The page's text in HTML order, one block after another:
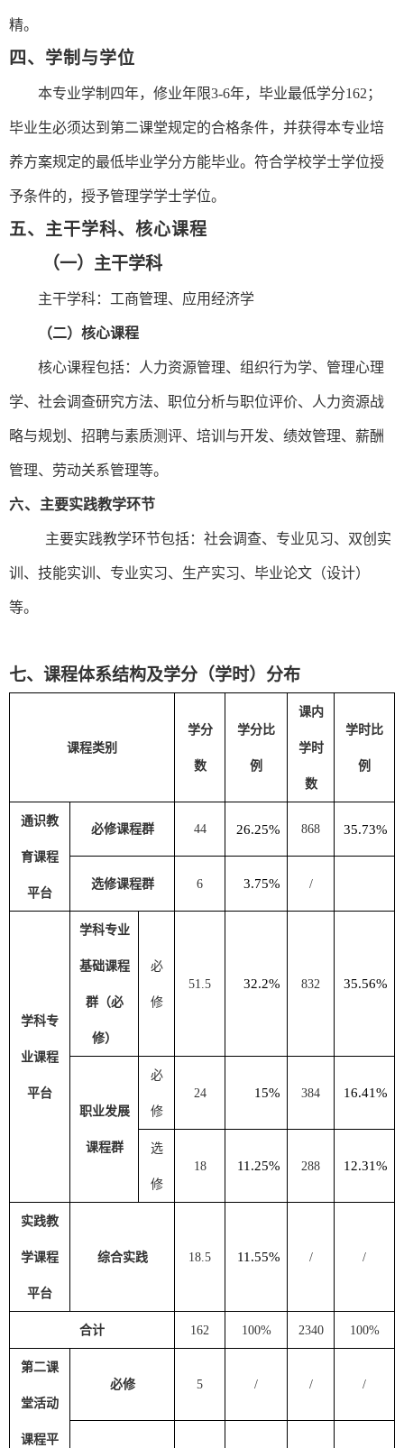
精。
四、学制与学位
本专业学制四年，修业年限3-6年，毕业最低学分162 ；
毕业生必须达到第二课堂规定的合格条件，并获得本专业培
养方案规定的最低毕业学分方能毕业。符合学校学士学位授
予条件的，授予管理学学士学位。
五、主干学科、核心课程
（一）主干学科
主干学科：工商管理、应用经济学
（二）核心课程
核心课程包括：人力资源管理、 组织行为学、 管理心理
学、社会调查研究方法、 职位分析与职位评价、 人力资源战
略与规划、招聘与素质测评、培训与开发、绩效管理、薪酬
管理、劳动关系管理等。
六、 主要实践教学环节
主要实践教学环节包括： 社会调查、专业见习、双创实
训、技能实训、专业实习、生产实习、毕业论文（设计）
等。
七、课程体系结构及学分（学时）分布
课程类别
学分
数
学分比
例
课内
学时
数
学时比
例
通识教
育课程
平台
必修课程群 44 26.25% 868 35.73%
选修课程群 6 3.75% /
学科专
业课程
平台
学科专业
基础课程
群（必
修）
必
修
51.5 32.2% 832 35.56%
职业发展
课程群
必
修
24 15% 384 16.41%
选
修
18 11.25% 288 12.31%
实践教
学课程
平台
综合实践 18.5 11.55% / /
合计 162 100% 2340 100%
第二课
堂活动
课程平
必修 5 / / /